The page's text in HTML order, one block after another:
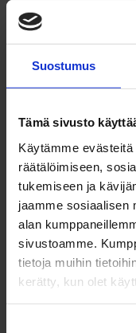
Suostumus
Tämä sivusto
Käytämme
räätälöimiseen,
tukemiseen ja
jaamme sosiaalisen
alan
sivustoamme.
tietoja muihin
kerätty, kun olet
irrot­tautua
luista.
on oikeus
tu­miseen ja
2.Jos
aikana, anna
tavat asiat ylös
niitä
3. Tee asioita,